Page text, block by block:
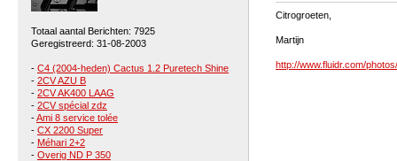
Totaal aantal Berichten: 7925
Geregistreerd: 31-08-2003
- C4 (2004-heden) Cactus 1.2 Puretech Shine
- 2CV AZU B
- 2CV AK400 LAAG
- 2CV spécial zdz
-Ami 8 service tolée
- CX 2200 Super
- Méhari 2+2
- Overig ND P 350
Citrogroeten,
Martijn
http://www.fluidr.com/